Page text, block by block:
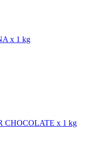
x 1 kg
x 1 kg cantidad
CHOCOLATE x 1 kg